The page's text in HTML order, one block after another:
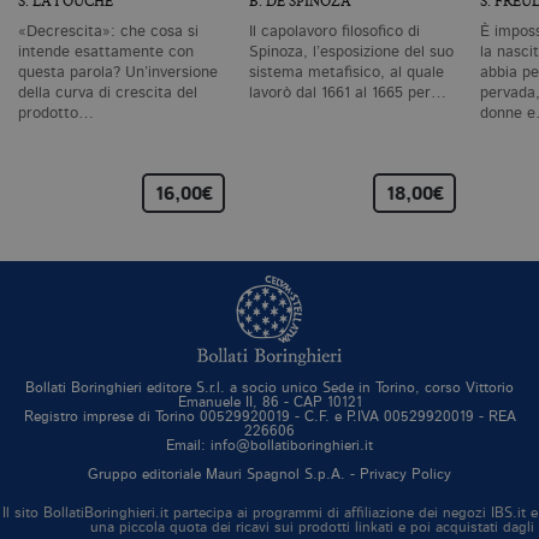
«Decrescita»: che cosa si
intende esattamente con
questa parola? Un’inversione
della curva di crescita del
prodotto…
16,00€
Il capolavoro filosofico di
Spinoza, l’esposizione del suo
sistema metafisico, al quale
lavorò dal 1661 al 1665 per…
18,00€
È
la
abbia
donne
Bollati Boringhieri editore S.r.l. a socio unico Sede in Torino, corso Vittorio
Emanuele II, 86 - CAP 10121
Registro imprese di Torino 00529920019 - C.F. e P.IVA 00529920019 - REA
226606
Email: info@bollatiboringhieri.it
Gruppo editoriale Mauri Spagnol S.p.A. - Privacy Policy
Il sito BollatiBoringhieri.it partecipa ai programmi di affiliazione dei negozi
una piccola quota dei ricavi sui prodotti linkati e poi acquistati
1 giorno
e
_gat_UA-96327731-1
.bollatiboringhieri.it